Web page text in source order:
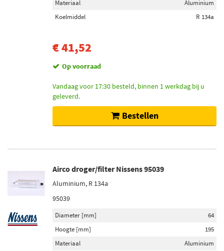
Materiaal
Aluminium
Koelmiddel
R 134a
€ 41,52
Op voorraad
Vandaag voor 17:30 besteld, binnen 1 werkdag bij u
geleverd.
Bestellen
Airco droger/filter Nissens 95039
Aluminium, R 134a
95039
Diameter [mm]
64
Hoogte [mm]
195
Materiaal
Aluminium